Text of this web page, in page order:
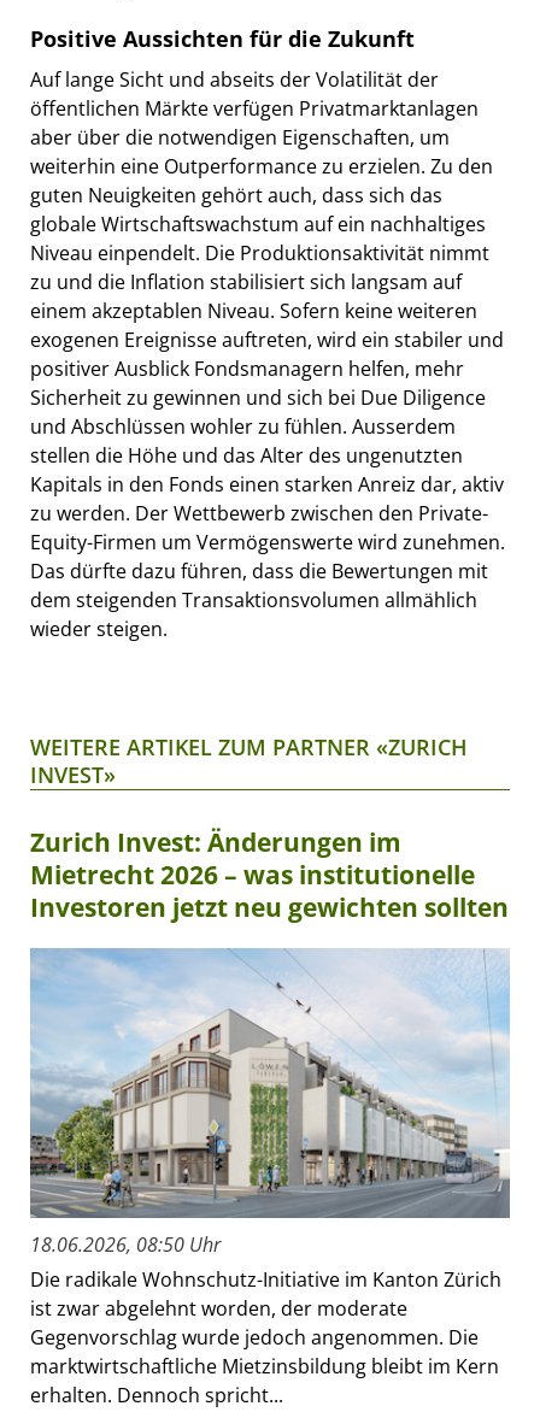
Positive Aussichten für die Zukunft
Auf lange Sicht und abseits der Volatilität der
öffentlichen Märkte verfügen Privatmarktanlagen
aber über die notwendigen Eigenschaften, um
weiterhin eine Outperformance zu erzielen. Zu den
guten Neuigkeiten gehört auch, dass sich das
globale Wirtschaftswachstum auf ein nachhaltiges
Niveau einpendelt. Die Produktionsaktivität nimmt
zu und die Inflation stabilisiert sich langsam auf
einem akzeptablen Niveau. Sofern keine weiteren
exogenen Ereignisse auftreten, wird ein stabiler und
positiver Ausblick Fondsmanagern helfen, mehr
Sicherheit zu gewinnen und sich bei Due Diligence
und Abschlüssen wohler zu fühlen. Ausserdem
stellen die Höhe und das Alter des ungenutzten
Kapitals in den Fonds einen starken Anreiz dar, aktiv
zu werden. Der Wettbewerb zwischen den Private-
Equity-Firmen um Vermögenswerte wird zunehmen.
Das dürfte dazu führen, dass die Bewertungen mit
dem steigenden Transaktionsvolumen allmählich
wieder steigen.
WEITERE ARTIKEL ZUM PARTNER «ZURICH
INVEST»
Zurich Invest: Änderungen im
Mietrecht 2026 – was institutionelle
Investoren jetzt neu gewichten sollten
18.06.2026, 08:50 Uhr
Die radikale Wohnschutz-Initiative im Kanton Zürich
ist zwar abgelehnt worden, der moderate
Gegenvorschlag wurde jedoch angenommen. Die
marktwirtschaftliche Mietzinsbildung bleibt im Kern
erhalten. Dennoch spricht...